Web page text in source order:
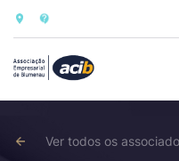
Ver todos os